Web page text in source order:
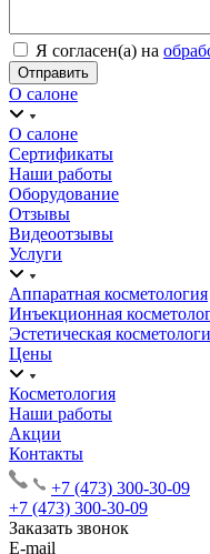
Я согласен(а) на
О салоне
О салоне
Сертификаты
Наши работы
Оборудование
Отзывы
Видеоотзывы
Услуги
Аппаратная косметология
Инъекционная
Эстетическая
Цены
Косметология
Наши работы
Акции
Контакты
+7 (473) 300-30-09
+7 (473) 300-30-09
Заказать звонок
E-mail